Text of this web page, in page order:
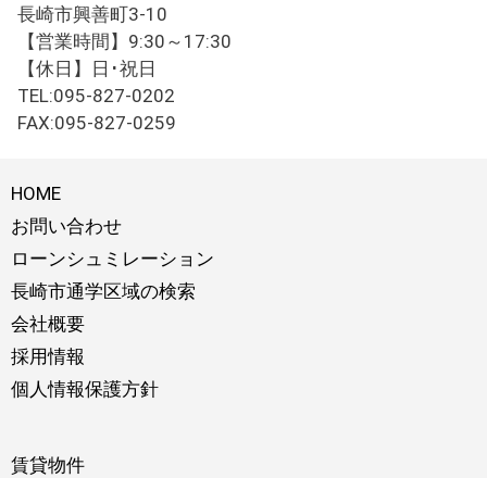
長崎市興善町3-10
【営業時間】9:30～17:30
【休日】日･祝日
TEL:095-827-0202
FAX:095-827-0259
HOME
お問い合わせ
ローンシュミレーション
長崎市通学区域の検索
会社概要
採用情報
個人情報保護方針
賃貸物件